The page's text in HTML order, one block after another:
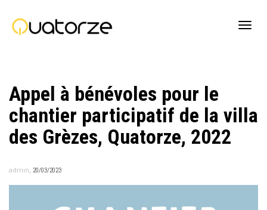
Appel à bénévoles pour le
chantier participatif de la villa
des Grèzes, Quatorze, 2022
admin, 20/03/2023